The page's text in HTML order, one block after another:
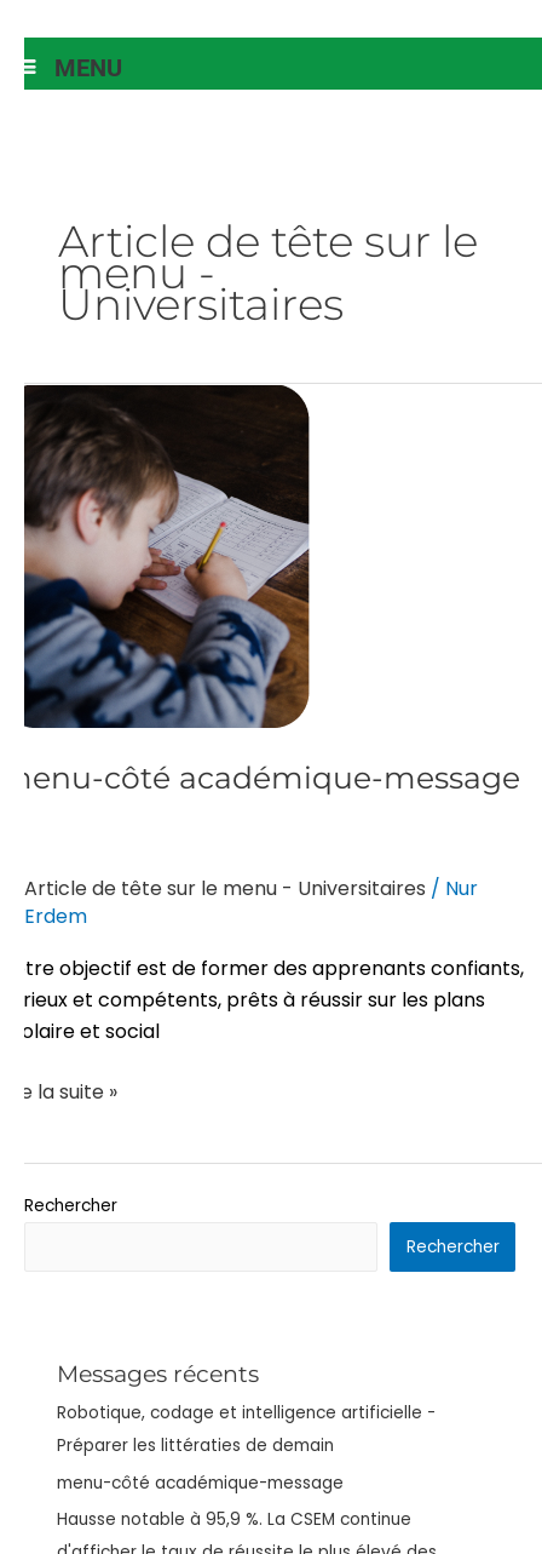
MENU
Article de tête sur le
menu -
Universitaires
menu-côté académique-message
Article de tête sur le menu - Universitaires / Nur
Erdem
Notre objectif est de former des apprenants confiants,
curieux et compétents, prêts à réussir sur les plans
scolaire et social
côté
académique-
message
Lire la suite »
Rechercher
Rechercher
Messages récents
Robotique, codage et intelligence artificielle -
Préparer les littératies de demain
menu-côté académique-message
Hausse notable à 95,9 %. La CSEM continue